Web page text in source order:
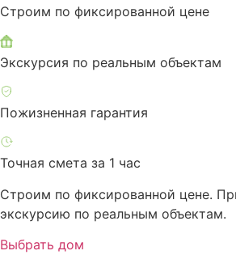
Строим по фиксированной цене
Экскурсия по реальным объектам
Пожизненная гарантия
Точная смета за 1 час
Строим по фиксированной цене.
экскурсию по реальным объектам.
Выбрать дом